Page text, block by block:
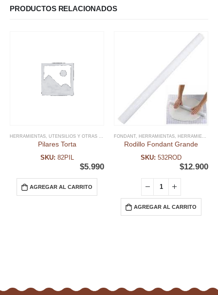
PRODUCTOS RELACIONADOS
HERRAMIENTAS, UTENSILIOS Y OTRAS HERRAMIENTAS
Pilares Torta
SKU: 82PIL
$5.990
AGREGAR AL CARRITO
FONDANT, HERRAMIENTAS, HERRAMIENTAS FONDANT
Rodillo Fondant Grande
SKU: 532ROD
$12.900
AGREGAR AL CARRITO